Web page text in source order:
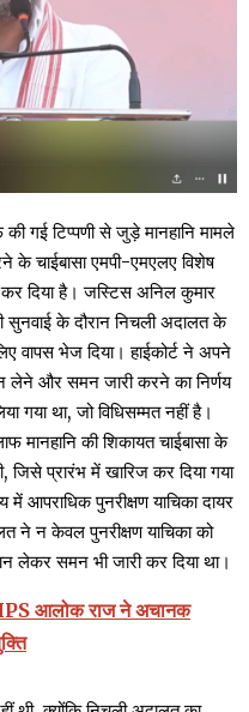
गई टिप्पणी से जुड़े मानहानि मामले
के चाईबासा एमपी-एमएलए विशेष
दिया है। जस्टिस अनिल कुमार
सुनवाई के दौरान निचली अदालत के
वापस भेज दिया। हाईकोर्ट ने अपने
लेने और समन जारी करने का निर्णय
गया था, जो विधिसम्मत नहीं है।
मानहानि की शिकायत चाईबासा के
जिसे प्रारंभ में खारिज कर दिया गया
आपराधिक पुनरीक्षण याचिका दायर
ने न केवल पुनरीक्षण याचिका को
लेकर समन भी जारी कर दिया था।
आलोक राज ने अचानक